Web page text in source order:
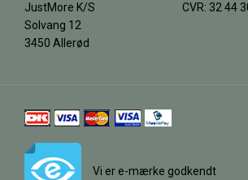
JustMore K/S
Solvang 12
3450 Allerød
CVR: 32 44
Vi er e-mærke godkendt